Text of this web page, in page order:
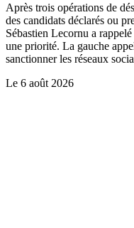
Après trois opérations de
des candidats déclarés ou
Sébastien Lecornu a
une priorité. La gauche
sanctionner les réseaux
Le 6 août 2026